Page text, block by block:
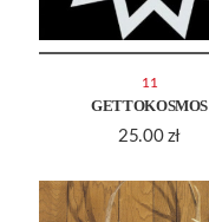
GETTOKOSMOS
25.00 zł
11